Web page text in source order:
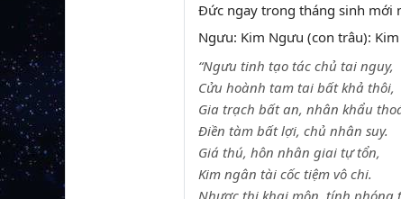
Đức ngay trong tháng sinh mới
Ngưu: Kim Ngưu (con trâu):
“Ngưu tinh tạo tác chủ tai nguy,
Cửu hoành tam tai bất khả thôi,
Gia trạch bất an, nhân khẩu
Điền tàm bất lợi, chủ nhân suy.
Giá thú, hôn nhân giai tự tổn,
Kim ngân tài cốc tiệm vô chi.
Nhược thị khai môn, tính phóng